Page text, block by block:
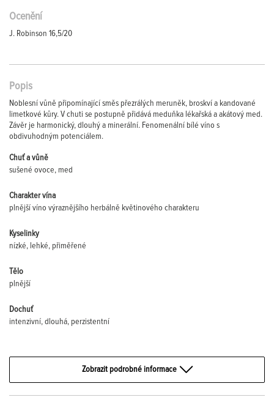
Ocenění
J. Robinson 16,5/20
Popis
Noblesní vůně připomínající směs přezrálých meruněk, broskví a kandované
limetkové kůry. V chuti se postupně přidává meduňka lékařská a akátový med.
Závěr je harmonický, dlouhý a minerální. Fenomenální bílé víno s
obdivuhodným potenciálem.
Chuť a vůně
sušené ovoce, med
Charakter vína
plnější víno výraznějšího herbálně květinového charakteru
Kyselinky
nízké, lehké, přiměřené
Tělo
plnější
Dochuť
intenzivní, dlouhá, perzistentní
Zobrazit podrobné informace